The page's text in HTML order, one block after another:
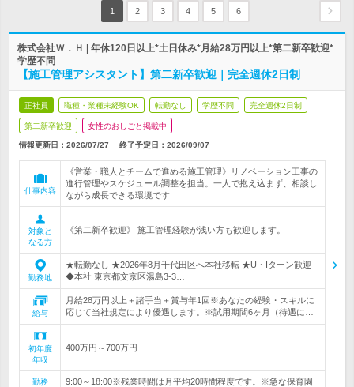
1 2 3 4 5 6
株式会社Ｗ．Ｈ | 年休120日以上*土日休み*月給28万円以上*第二新卒歓迎*
学歴不問
【施工管理アシスタント】第二新卒歓迎｜完全週休2日制
正社員 職種・業種未経験OK 転勤なし 学歴不問 完全週休2日制
第二新卒歓迎 女性のおしごと掲載中
情報更新日：2026/07/27 終了予定日： 2026/09/07
仕事内容
《営業・職人とチームで進める施工管理》リノベーション工事の
進行管理やスケジュール調整を担当。一人で抱え込まず、相談し
ながら成長できる環境です
対象と
なる方
《第二新卒歓迎》 施工管理経験が浅い方も歓迎します。
勤務地
★転勤なし ★2026年8月千代田区へ本社移転 ★U・Iターン歓迎
◆本社 東京都文京区湯島3-3…
給与
月給28万円以上＋諸手当＋賞与年1回※あなたの経験・スキルに
応じて当社規定により優遇します。※試用期間6ヶ月（待遇に…
初年度
年収
400万円～700万円
勤務
9:00～18:00※残業時間は月平均20時間程度です。※急な保育園